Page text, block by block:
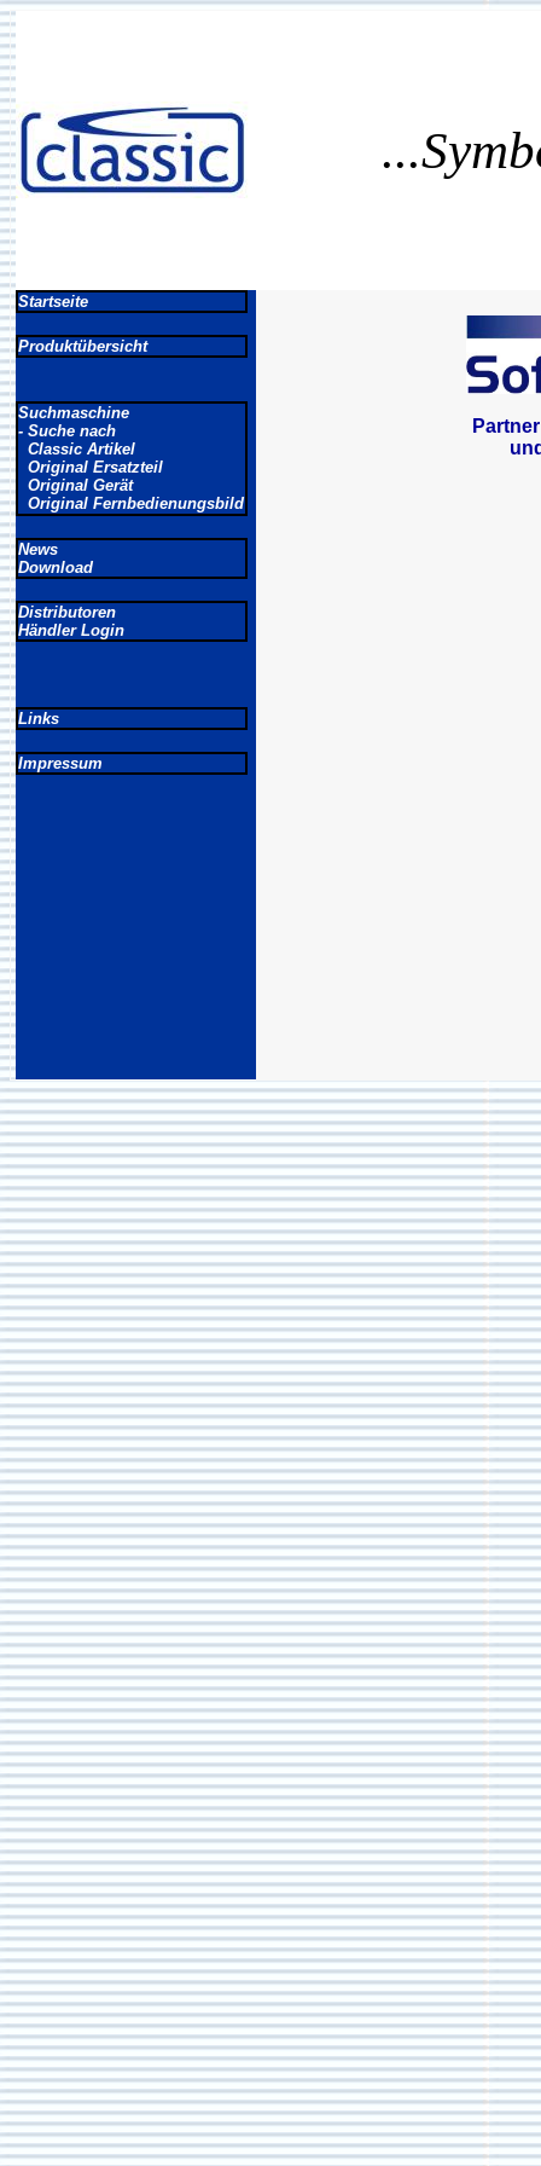
Startseite
Produktübersicht
Suchmaschine
- Suche nach
Classic Artikel
Original Ersatzteil
Original Gerät
Original Fernbedienungsbild
News
Download
Distributoren
Händler Login
Links
Impressum